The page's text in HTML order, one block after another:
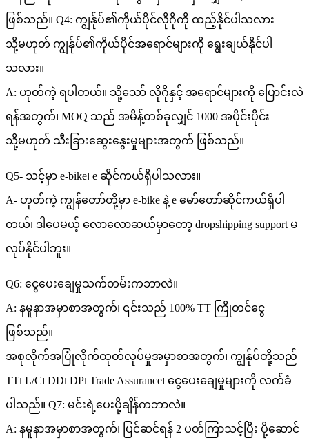
ဖြစ်သည်။ Q4: ကျွန်ုပ်၏ကိုယ်ပိုင်လိုဂိုကို ထည့်နိုင်ပါသလား
သို့မဟုတ် ကျွန်ုပ်၏ကိုယ်ပိုင်အရောင်များကို ရွေးချယ်နိုင်ပါ
သလား။
A: ဟုတ်ကဲ့ ရပါတယ်။ သို့သော် လိုဂိုနှင့် အရောင်များကို ပြောင်းလဲ
ရန်အတွက်၊ MOQ သည် အမိန့်တစ်ခုလျှင် 1000 အပိုင်းပိုင်း
သို့မဟုတ် သီးခြားဆွေးနွေးမှုများအတွက် ဖြစ်သည်။
Q5- သင့်မှာ e-bike၊ e ဆိုင်ကယ်ရှိပါသလား။
A- ဟုတ်ကဲ့ ကျွန်တော်တို့မှာ e-bike နဲ့ e မော်တော်ဆိုင်ကယ်ရှိပါ
တယ်၊ ဒါပေမယ့် လောလောဆယ်မှာတော့ dropshipping support မ
လုပ်နိုင်ပါဘူး။
Q6: ငွေပေးချေမှုသက်တမ်းကဘာလဲ။
A: နမူနာအမှာစာအတွက်၊ ၎င်းသည် 100% TT ကြိုတင်ငွေ
ဖြစ်သည်။
အစုလိုက်အပြုံလိုက်ထုတ်လုပ်မှုအမှာစာအတွက်၊ ကျွန်ုပ်တို့သည်
TT၊ L/C၊ DD၊ DP၊ Trade Assurance၊ ငွေပေးချေမှုများကို လက်ခံ
ပါသည်။ Q7: မင်းရဲ့ပေးပို့ချိန်ကဘာလဲ။
A: နမူနာအမှာစာအတွက်၊ ပြင်ဆင်ရန် 2 ပတ်ကြာသင့်ပြီး ပို့ဆောင်